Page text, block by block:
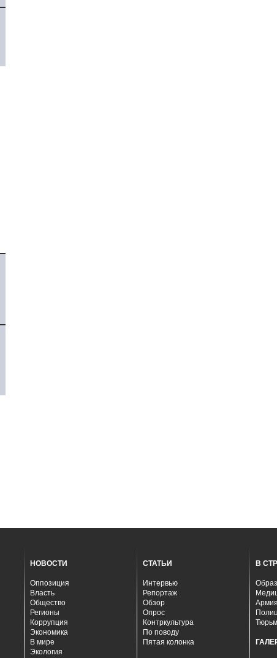
НОВОСТИ
Оппозиция
Власть
Общество
Регионы
Коррупция
Экономика
В мире
Экология
СТАТЬИ
Интервью
Репортаж
Обзор
Опрос
Контркультура
По поводу
Пятая колонка
В
Армия